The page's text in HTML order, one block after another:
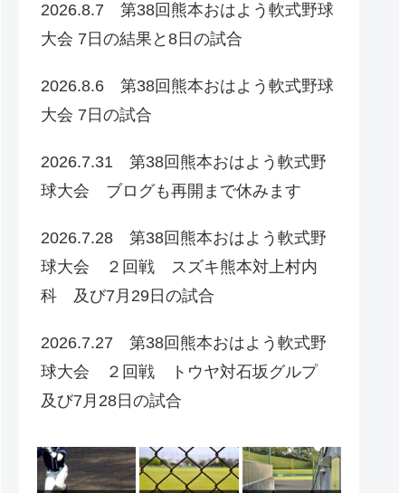
2026.8.7 第38回熊本おはよう軟式野球
大会 7日の結果と8日の試合
2026.8.6 第38回熊本おはよう軟式野球
大会 7日の試合
2026.7.31 第38回熊本おはよう軟式野
球大会 ブログも再開まで休みます
2026.7.28 第38回熊本おはよう軟式野
球大会 ２回戦 スズキ熊本対上村内
科 及び7月29日の試合
2026.7.27 第38回熊本おはよう軟式野
球大会 ２回戦 トウヤ対石坂グルプ
及び7月28日の試合